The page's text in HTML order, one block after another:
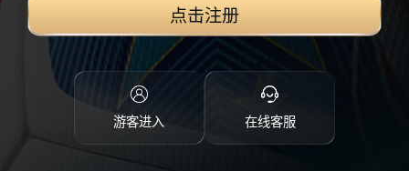
点击注册
游客进入 在线客服